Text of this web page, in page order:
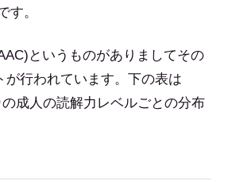
す。
というものがありましてその
が行われています。下の表は
成人の読解力レベルごとの分布